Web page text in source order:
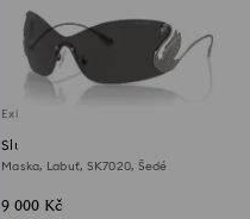
Exkluzivně on-line
Sluneční brýle
Maska, Labuť, SK7020, Šedé
9 000 Kč